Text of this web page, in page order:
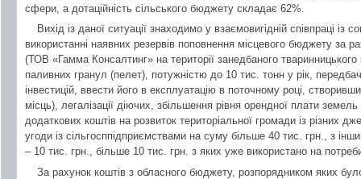
сфери, а дотаційність сільського бюджету складає 62%.
Вихід із даної ситуації знаходимо у взаємовигідній співпраці із
використанні наявних резервів поповнення місцевого бюджету за
(ТОВ «Гамма Консалтинг» на території занедбаного
паливних гранул (пелет), потужністю до 10 тис. тонн у рік,
інвестицій, ввести його в експлуатацію в поточному році,
місць), легалізації діючих, збільшення рівня орендної плати
додаткових коштів на розвиток територіальної громади із різних
угоди із сільгосппідприємствами на суму більше 40 тис. грн., з
– 10 тис. грн., більше 10 тис. грн. з яких уже використано на
За рахунок коштів з обласного бюджету, розпорядником яких